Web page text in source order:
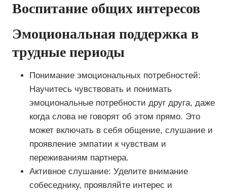
Воспитание общих интересов
Эмоциональная поддержка в
трудные периоды
Понимание эмоциональных потребностей:
Научитесь чувствовать и понимать
эмоциональные потребности друг друга, даже
когда слова не говорят об этом прямо. Это
может включать в себя общение, слушание и
проявление эмпатии к чувствам и
переживаниям партнера.
Активное слушание: Уделите внимание
собеседнику, проявляйте интерес и